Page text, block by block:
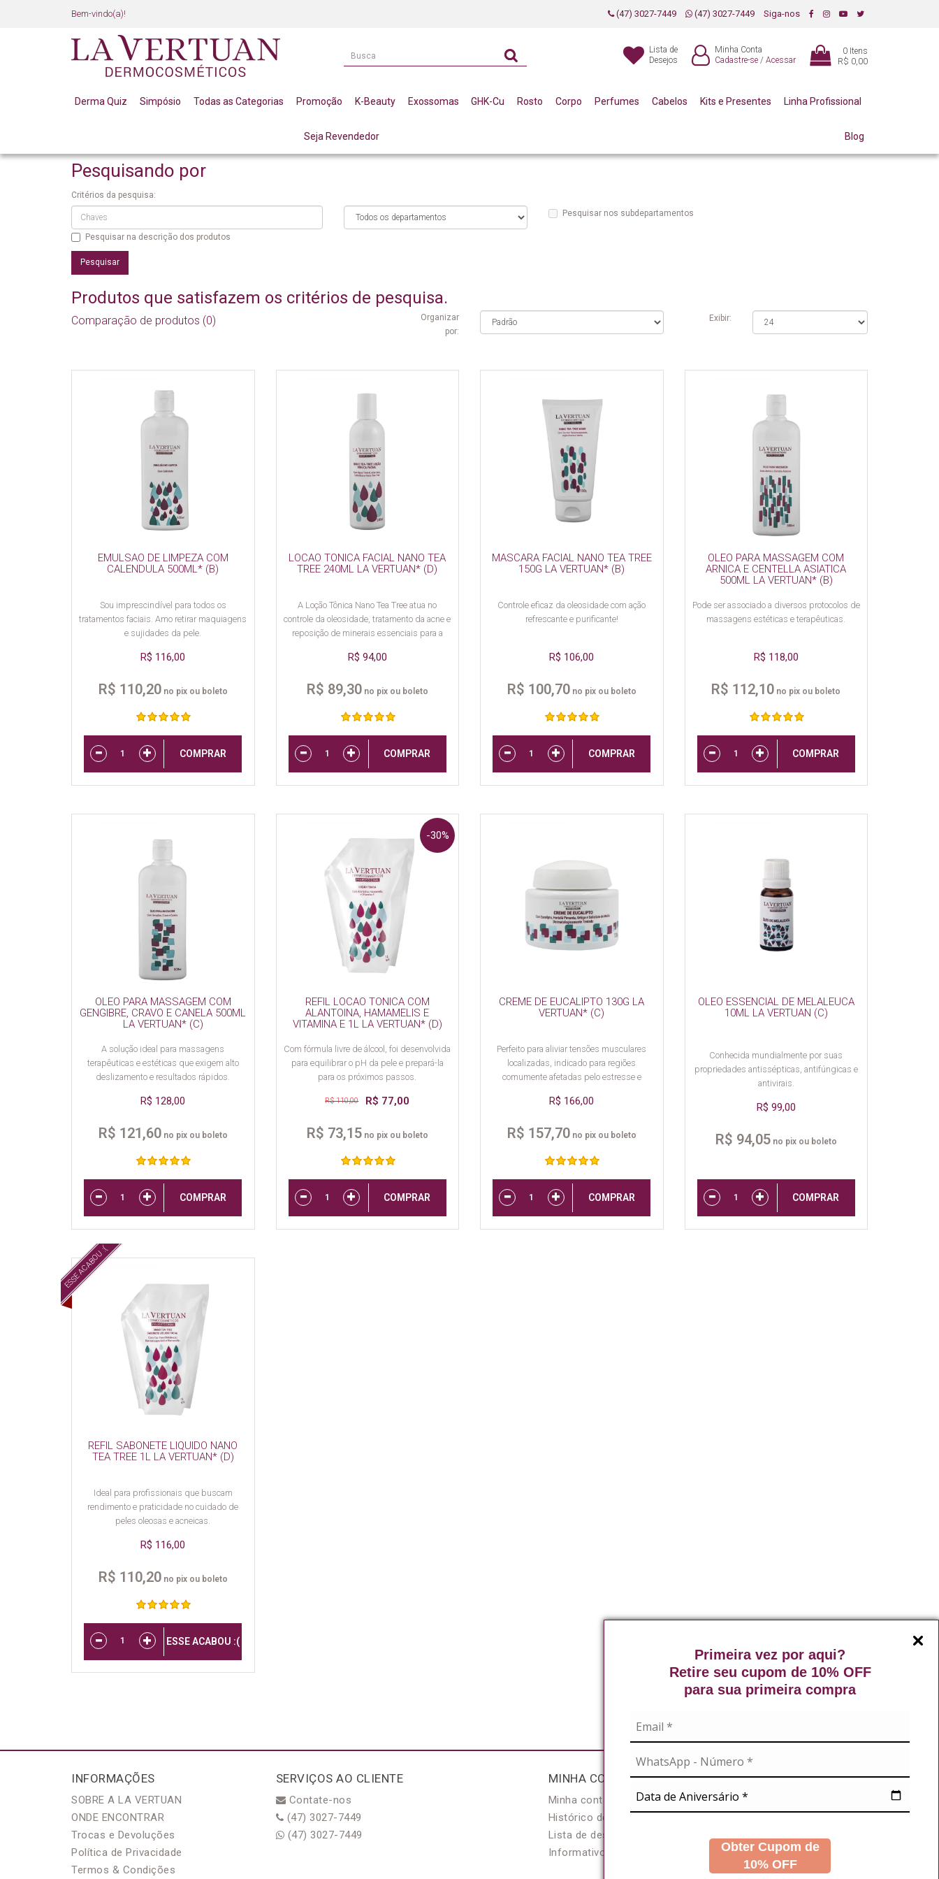
Primeira vez por aqui?
Retire seu cupom de 10% OFF
para sua primeira compra
Obter Cupom de
10% OFF
Bem-vindo(a)! (47) 3027-7449 (47) 3027-7449 Siga-nos
Lista de
Desejos
Minha Conta
Cadastre-se / Acessar
0 Itens
R$ 0,00
Derma Quiz Simpósio Todas as Categorias Promoção K-Beauty Exossomas GHK-Cu Rosto Corpo Perfumes Cabelos Kits e Presentes Linha Profissional
Seja Revendedor Blog
Pesquisando por
Critérios da pesquisa:
Pesquisar nos subdepartamentos
Pesquisar na descrição dos produtos
Produtos que satisfazem os critérios de pesquisa.
Comparação de produtos (0)
Organizar
por:
Exibir:
EMULSAO DE LIMPEZA COM
CALENDULA 500ML* (B)
Sou imprescindível para todos os
tratamentos faciais. Amo retirar maquiagens
e sujidades da pele.
R$ 116,00
R$ 110,20no pix ou boleto
COMPRAR
LOCAO TONICA FACIAL NANO TEA
TREE 240ML LA VERTUAN* (D)
A Loção Tônica Nano Tea Tree atua no
controle da oleosidade, tratamento da acne e
reposição de minerais essenciais para a
R$ 94,00
R$ 89,30no pix ou boleto
COMPRAR
MASCARA FACIAL NANO TEA TREE
150G LA VERTUAN* (B)
Controle eficaz da oleosidade com ação
refrescante e purificante!
R$ 106,00
R$ 100,70no pix ou boleto
COMPRAR
OLEO PARA MASSAGEM COM
ARNICA E CENTELLA ASIATICA
500ML LA VERTUAN* (B)
Pode ser associado a diversos protocolos de
massagens estéticas e terapêuticas.
R$ 118,00
R$ 112,10 no pix ou boleto
COMPRAR
OLEO PARA MASSAGEM COM
GENGIBRE, CRAVO E CANELA 500ML
LA VERTUAN* (C)
A solução ideal para massagens
terapêuticas e estéticas que exigem alto
deslizamento e resultados rápidos.
R$ 128,00
R$ 121,60no pix ou boleto
COMPRAR
REFIL LOCAO TONICA COM
ALANTOINA, HAMAMELIS E
VITAMINA E 1L LA VERTUAN* (D)
Com fórmula livre de álcool, foi desenvolvida
para equilibrar o pH da pele e prepará-la
para os próximos passos.
R$ 77,00
R$ 110,00
-30%
R$ 73,15no pix ou boleto
COMPRAR
CREME DE EUCALIPTO 130G LA
VERTUAN* (C)
Perfeito para aliviar tensões musculares
localizadas, indicado para regiões
comumente afetadas pelo estresse e
R$ 166,00
R$ 157,70no pix ou boleto
COMPRAR
OLEO ESSENCIAL DE MELALEUCA
10ML LA VERTUAN (C)
Conhecida mundialmente por suas
propriedades antissépticas, antifúngicas e
antivirais.
R$ 99,00
R$ 94,05no pix ou boleto
COMPRAR
ESSE ACABOU :(
REFIL SABONETE LIQUIDO NANO
TEA TREE 1L LA VERTUAN* (D)
Ideal para profissionais que buscam
rendimento e praticidade no cuidado de
peles oleosas e acneicas.
R$ 116,00
R$ 110,20no pix ou boleto
ESSE ACABOU :(
Exibindo de 1 a 9 do total de 9 (1 páginas)
INFORMAÇÕES
SOBRE A LA VERTUAN
ONDE ENCONTRAR
Trocas e Devoluções
Política de Privacidade
Termos & Condições
SERVIÇOS AO CLIENTE
Contate-nos
(47) 3027-7449
(47) 3027-7449
MINHA CONTA
Minha conta
Histórico de pedidos
Lista de desejos
Informativo
NOSSAS REDES